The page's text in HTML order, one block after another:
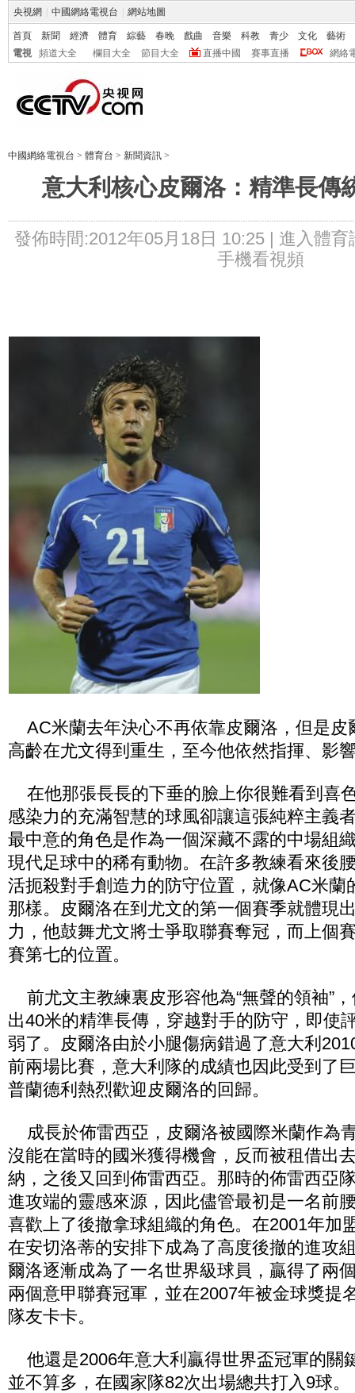
央視網 中國網絡電視台 網站地圖
首頁 新聞 經濟 體育 綜藝 春晚 戲曲 音樂 科教 青少 文化
藝術
電視
頻道大全 欄目大全 節目大全 直播中國 賽事直播 網絡
中國網絡電視台 > 體育台 > 新聞資訊 >
意大利核心皮爾洛：精準長傳
發佈時間:2012年05月18日 10:25 | 進入體育
手機看視頻
AC米蘭去年決心不再依靠皮爾洛，但是皮
高齡在尤文得到重生，至今他依然指揮、影
在他那張長長的下垂的臉上你很難看到喜
感染力的充滿智慧的球風卻讓這張純粹主義
最中意的角色是作為一個深藏不露的中場組
現代足球中的稀有動物。在許多教練看來後
活扼殺對手創造力的防守位置，就像AC米蘭
那樣。皮爾洛在到尤文的第一個賽季就體現
力，他鼓舞尤文將士爭取聯賽奪冠，而上個
賽第七的位置。
前尤文主教練裏皮形容他為“無聲的領袖”
出40米的精準長傳，穿越對手的防守，即使
弱了。皮爾洛由於小腿傷病錯過了意大利
前兩場比賽，意大利隊的成績也因此受到了
普蘭德利熱烈歡迎皮爾洛的回歸。
成長於佈雷西亞，皮爾洛被國際米蘭作為
沒能在當時的國米獲得機會，反而被租借出
納，之後又回到佈雷西亞。那時的佈雷西亞
進攻端的靈感來源，因此儘管最初是一名前
喜歡上了後撤拿球組織的角色。在2001年加
在安切洛蒂的安排下成為了高度後撤的進攻
爾洛逐漸成為了一名世界級球員，贏得了兩
兩個意甲聯賽冠軍，並在2007年被金球獎提
隊友卡卡。
他還是2006年意大利贏得世界盃冠軍的關
並不算多，在國家隊82次出場總共打入9球。